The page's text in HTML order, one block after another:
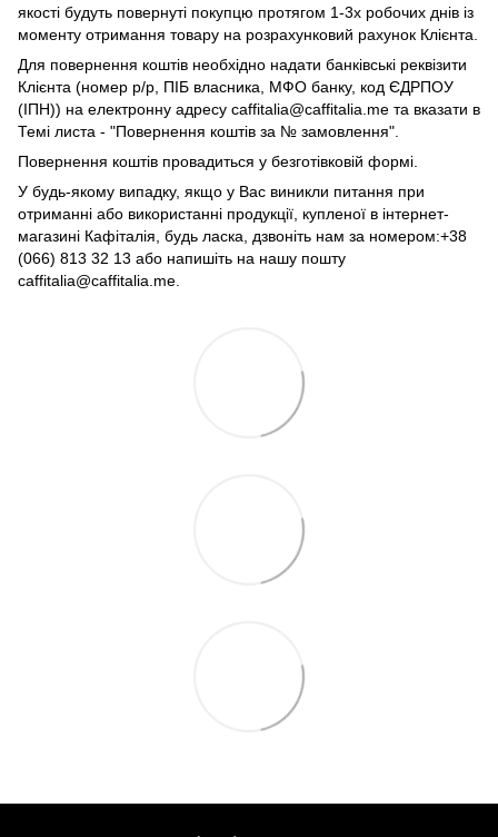
якості будуть повернуті покупцю протягом 1-3х робочих днів із
моменту отримання товару на розрахунковий рахунок Клієнта.
Для повернення коштів необхідно надати банківські реквізити
Клієнта (номер р/р, ПІБ власника, МФО банку, код ЄДРПОУ
(ІПН)) на електронну адресу caffitalia@caffitalia.me та вказати в
Темі листа - "Повернення коштів за № замовлення".
Повернення коштів провадиться у безготівковій формі.
У будь-якому випадку, якщо у Вас виникли питання при
отриманні або використанні продукції, купленої в інтернет-
магазині Кафіталія, будь ласка, дзвоніть нам за номером:+38
(066) 813 32 13 або напишіть на нашу пошту
caffitalia@caffitalia.me.